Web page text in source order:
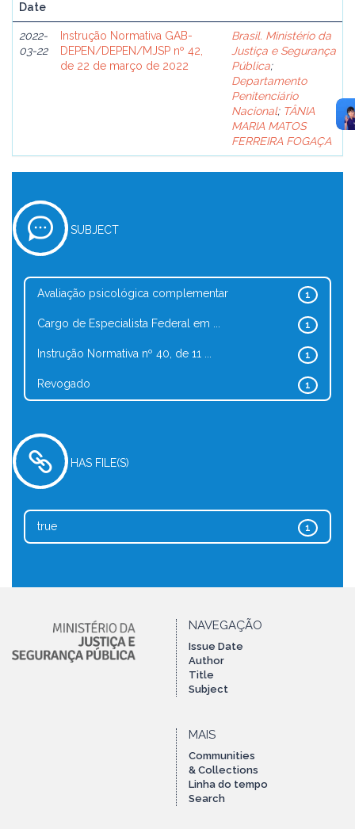
Date
2022-
03-22
Instrução Normativa GAB-
DEPEN/DEPEN/MJSP nº 42,
de 22 de março de 2022
Brasil. Ministério da
Justiça e Segurança
Pública;
Departamento
Penitenciário
Nacional; TÂNIA
MARIA MATOS
FERREIRA FOGAÇA
SUBJECT
1
Avaliação psicológica complementar
1
Cargo de Especialista Federal em ...
1
Instrução Normativa nº 40, de 11 ...
1
Revogado
HAS FILE(S)
1
true
NAVEGAÇÃO
Issue Date
Author
Title
Subject
MAIS
Communities
& Collections
Linha do tempo
Search